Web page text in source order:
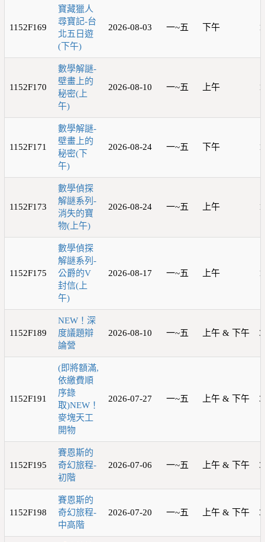
1152F169
寶藏獵人
尋寶記-台
北五日遊
(下午)
2026-08-03 一~五 下午
1152F170
數學解謎-
壁畫上的
秘密(上
午)
2026-08-10 一~五 上午
1152F171
數學解謎-
壁畫上的
秘密(下
午)
2026-08-24 一~五 下午
1152F173
數學偵探
解謎系列-
消失的寶
物(上午)
2026-08-24 一~五 上午
1152F175
數學偵探
解謎系列-
公爵的V
封信(上
午)
2026-08-17 一~五 上午
1152F189
NEW！深
度議題辯
論營
2026-08-10 一~五 上午 & 下午
1152F191
(即將額滿,
依繳費順
序錄
取)NEW！
麥塊天工
開物
2026-07-27 一~五 上午 & 下午
1152F195
賽恩斯的
奇幻旅程-
初階
2026-07-06 一~五 上午 & 下午
1152F198
賽恩斯的
奇幻旅程-
中高階
2026-07-20 一~五 上午 & 下午